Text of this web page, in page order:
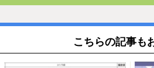
こちらの記事も